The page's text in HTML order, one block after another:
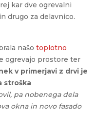
kar dve ogrevalni
drugo za delavnico.
našo toplotno
ogrevajo prostore ter
v primerjavi z drvi je
stroška
pa nobenega dela
okna in novo fasado